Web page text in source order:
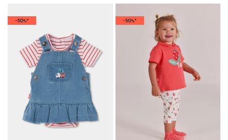
-50%* -50%*